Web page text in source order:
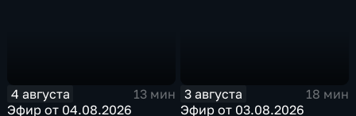
4 августа
13 мин
Эфир от 04.08.2026
3 августа
18 мин
Эфир от 03.08.2026